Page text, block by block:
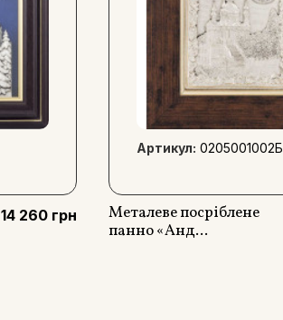
14 260 грн
Артикул: 0205001002Б
Металеве посріблене
панно «Анд...